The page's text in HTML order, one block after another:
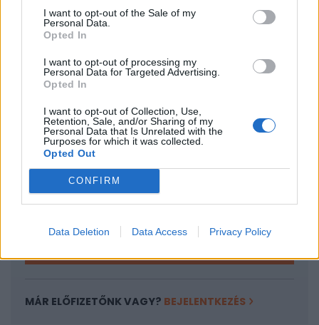
I want to opt-out of the Sale of my
Personal Data.
Opted In
I want to opt-out of processing my
Personal Data for Targeted Advertising.
Opted In
I want to opt-out of Collection, Use,
Retention, Sale, and/or Sharing of my
Personal Data that Is Unrelated with the
Purposes for which it was collected.
Opted Out
CONFIRM
Data Deletion Data Access Privacy Policy
kedvezőek, hogy ellensúlyozzák a növekvő és komoly
politikai...
KEDVES OLVASÓNK!
tartozik, melynek olvasása előfizetéses
regisztrációhoz kötött.
Az előfizetés a következőket tartalmazza:
Portfolio.hu teljes cikkarchívum
Kötéslisták: BÉT elmúlt 2 év napon belüli
MÁR ELŐFIZETŐNK VAGY? BEJELENTKEZÉS